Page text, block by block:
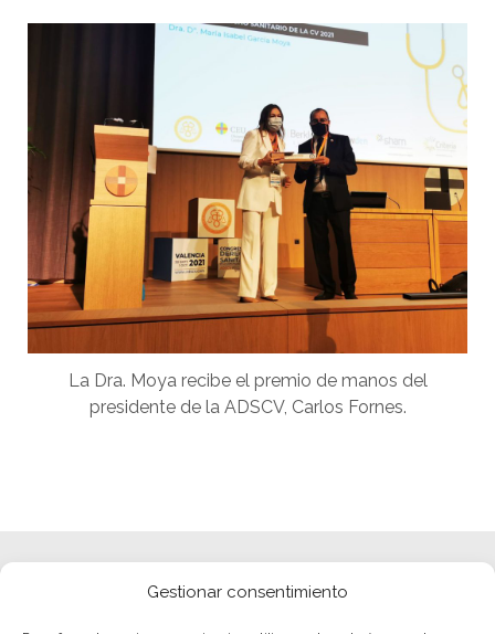
Gestionar consentimiento
La Dra. Moya recibe el premio de manos del
presidente de la ADSCV, Carlos Fornes.